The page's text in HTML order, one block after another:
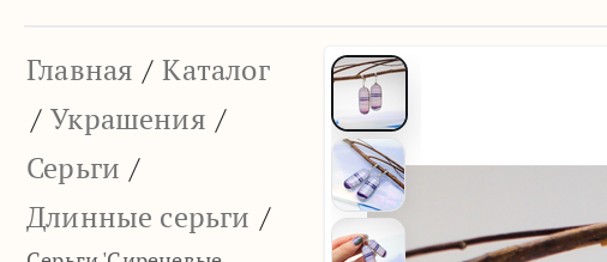
Главная / Каталог
/ Украшения /
Серьги /
Длинные серьги /